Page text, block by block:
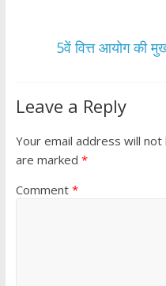
k p
5वें वित्त आयोग की
Leave a Reply
Your email address will not
are marked *
Comment *